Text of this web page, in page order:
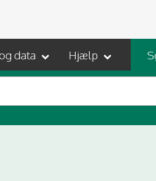
data Hjælp